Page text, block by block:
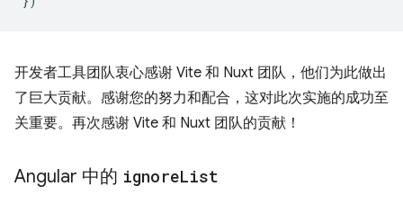
开发者工具团队衷心感谢 Vite 和 Nuxt 团队，他们为此做出
了巨大贡献。感谢您的努力和配合，这对此次实施的成功至
关重要。再次感谢 Vite 和 Nuxt 团队的贡献！
Angular 中的 ignoreList